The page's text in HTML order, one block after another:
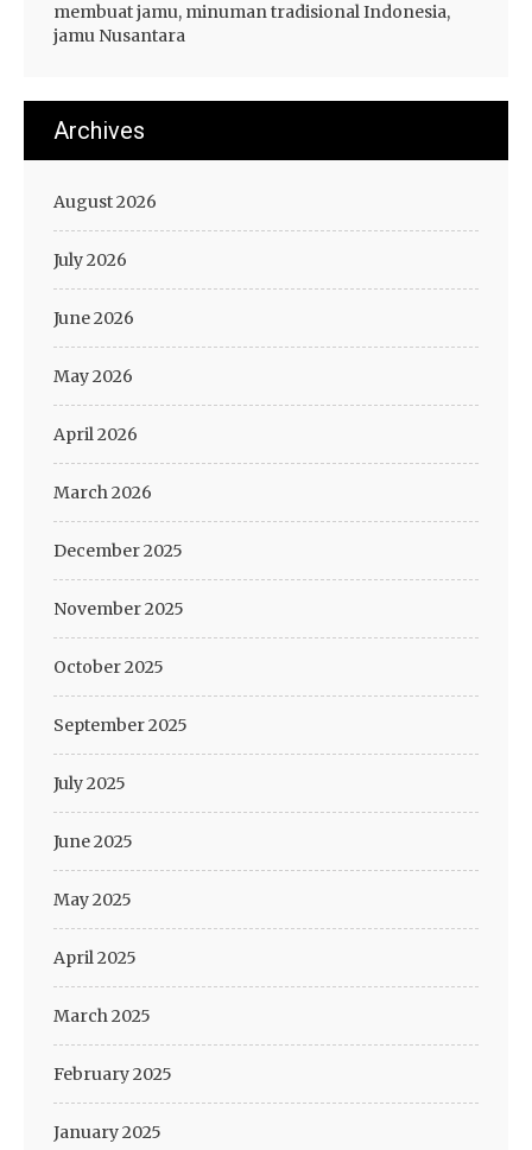
membuat jamu, minuman tradisional Indonesia,
jamu Nusantara
Archives
August 2026
July 2026
June 2026
May 2026
April 2026
March 2026
December 2025
November 2025
October 2025
September 2025
July 2025
June 2025
May 2025
April 2025
March 2025
February 2025
January 2025